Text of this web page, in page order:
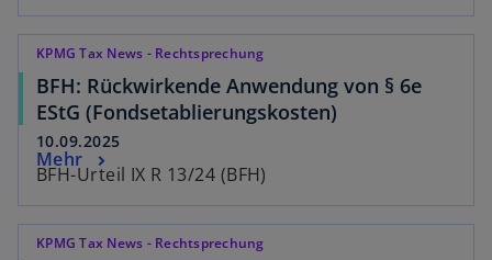
KPMG Tax News - Rechtsprechung
BFH: Rückwirkende Anwendung von § 6e
EStG (Fondsetablierungskosten)
10.09.2025
BFH-Urteil IX R 13/24 (BFH)
Mehr
KPMG Tax News - Rechtsprechung